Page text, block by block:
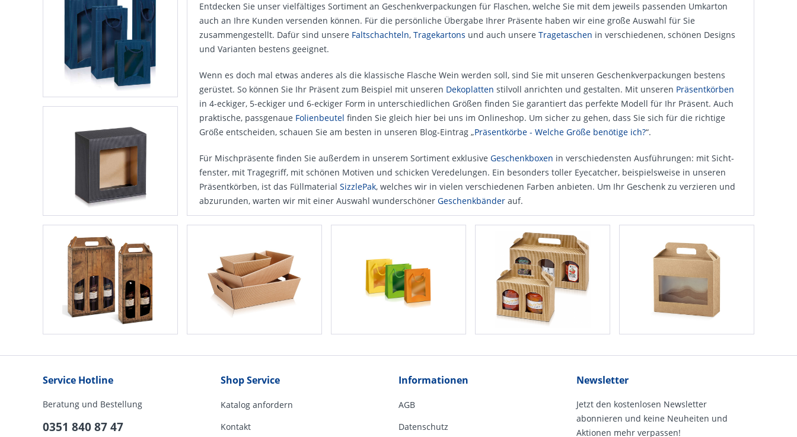
Entdecken Sie unser vielfältiges Sortiment an Geschenk­verpackungen für Flaschen, welche Sie mit dem jeweils passenden Umkarton
auch an Ihre Kunden versenden können. Für die persönliche Über­gabe Ihrer Präsente haben wir eine große Auswahl für Sie
zusammen­gestellt. Dafür sind unsere Faltschachteln, Tragekartons und auch unsere Tragetaschen in verschiedenen, schönen Designs
und Varianten bestens geeignet.
Wenn es doch mal etwas anderes als die klassische Flasche Wein werden soll, sind Sie mit unseren Geschenk­verpackungen bestens
gerüstet. So können Sie Ihr Präsent zum Beispiel mit unseren Dekoplatten stilvoll anrichten und gestalten. Mit unseren Präsentkörben
in 4-eckiger, 5-eckiger und 6-eckiger Form in unterschiedlichen Größen finden Sie garantiert das perfekte Modell für Ihr Präsent. Auch
praktische, pass­genaue Folien­beutel finden Sie gleich hier bei uns im Online­shop. Um sicher zu gehen, dass Sie sich für die richtige
Größe entscheiden, schauen Sie am besten in unseren Blog-Eintrag „Präsentkörbe - Welche Größe benötige ich?“.
Für Misch­präsente finden Sie außerdem in unserem Sortiment exklusive Geschenkboxen in verschiedensten Ausführungen: mit Sicht­
fenster, mit Trage­griff, mit schönen Motiven und schicken Veredelungen. Ein besonders toller Eye­catcher, beispiels­weise in unseren
Präsent­körben, ist das Füll­material SizzlePak, welches wir in vielen verschiedenen Farben anbieten. Um Ihr Geschenk zu verzieren und
abzurunden, warten wir mit einer Auswahl wunder­schöner Geschenk­bänder auf.
Service Hotline
Beratung und Bestellung
0351 840 87 47
Shop Service
Katalog anfordern
Kontakt
Informationen
AGB
Datenschutz
Newsletter
Jetzt den kostenlosen Newsletter
abonnieren und keine Neuheiten und
Aktionen mehr verpassen!